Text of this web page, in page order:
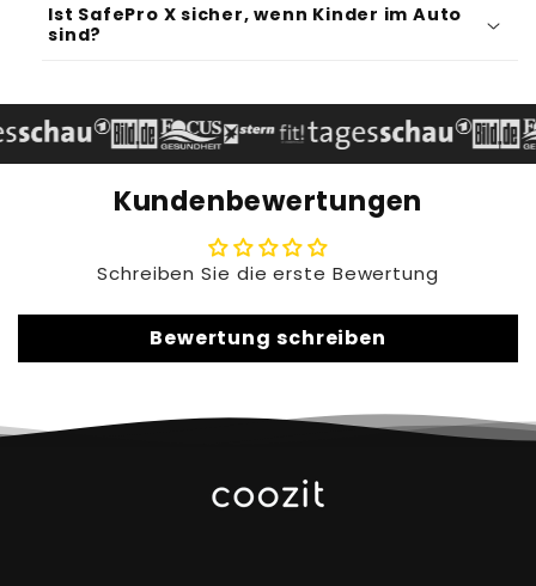
Ist SafePro X sicher, wenn Kinder im Auto
sind?
Kundenbewertungen
Schreiben Sie die erste Bewertung
Bewertung schreiben